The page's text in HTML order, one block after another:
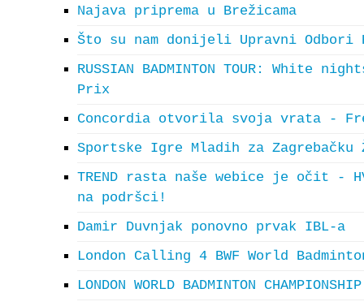
Najava priprema u Brežicama
Što su nam donijeli Upravni Odbori
RUSSIAN BADMINTON TOUR: White
Prix
Concordia otvorila svoja vrata -
Sportske Igre Mladih za
TREND rasta naše webice je očit -
na podršci!
Damir Duvnjak ponovno prvak IBL-a
London Calling 4 BWF World
LONDON WORLD BADMINTON